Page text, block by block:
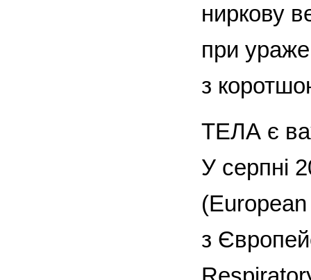
ниркову
при
з
ТЕЛА є
У серпні
з